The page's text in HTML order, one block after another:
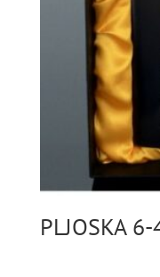
PLJOSKA